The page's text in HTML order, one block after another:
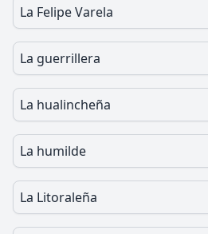
La Felipe Varela
La guerrillera
La hualincheña
La humilde
La Litoraleña